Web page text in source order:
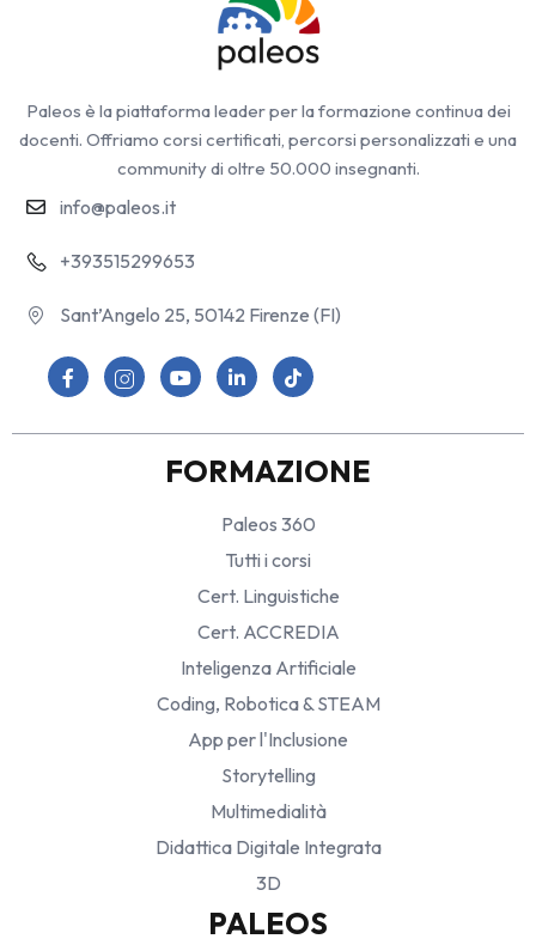
Paleos è la piattaforma leader per la formazione continua dei
docenti. Offriamo corsi certificati, percorsi personalizzati e una
community di oltre 50.000 insegnanti.
info@paleos.it
+393515299653
Sant’Angelo 25, 50142 Firenze (FI)
FORMAZIONE
Paleos 360
Tutti i corsi
Cert. Linguistiche
Cert. ACCREDIA
Inteligenza Artificiale
Coding, Robotica & STEAM
App per l'Inclusione
Storytelling
Multimedialità
Didattica Digitale Integrata
3D
PALEOS